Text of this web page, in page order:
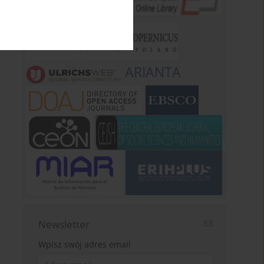
ARIANTA
Newsletter
Wpisz swój adres email